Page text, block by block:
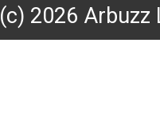
(с) 2026 Arbuzz